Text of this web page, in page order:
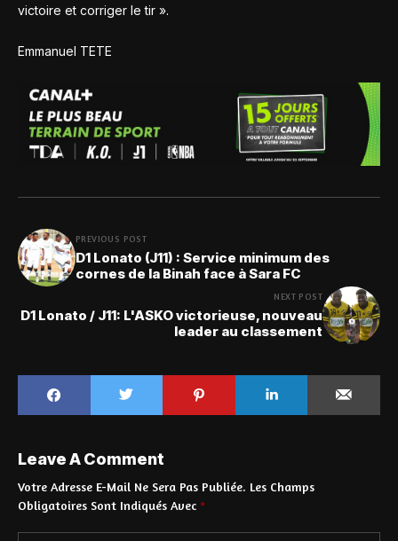
victoire et corriger le tir ».
Emmanuel TETE
PREVIOUS POST
D1 Lonato (J11) : Service minimum des
cornes de la Binah face à Sara FC
NEXT POST
D1 Lonato / J11: L'ASKO victorieuse, nouveau
leader au classement
Leave A Comment
Votre Adresse E-Mail Ne Sera Pas Publiée. Les Champs
Obligatoires Sont Indiqués Avec *